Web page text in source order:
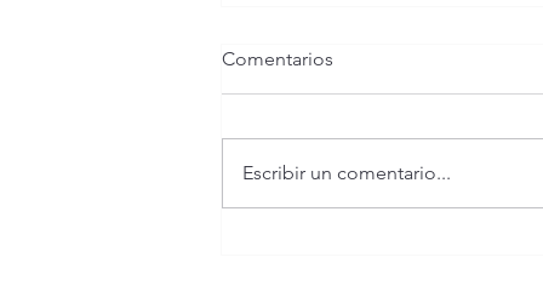
Comentarios
Escribir un comentario...